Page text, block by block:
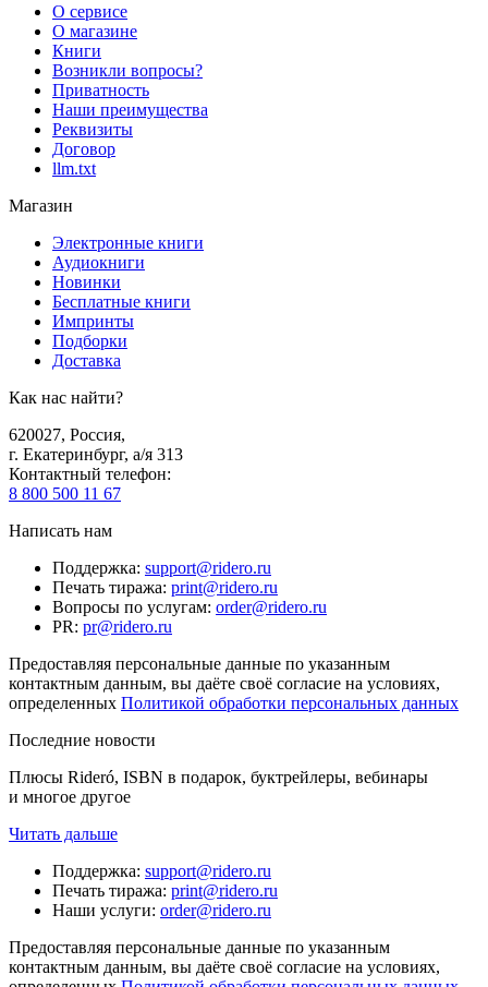
О сервисе
О магазине
Книги
Возникли вопросы?
Приватность
Наши преимущества
Реквизиты
Договор
llm.txt
Магазин
Электронные книги
Аудиокниги
Новинки
Бесплатные книги
Импринты
Подборки
Доставка
Как нас найти?
620027, Россия,
г. Екатеринбург, а/я 313
Контактный телефон:
8 800 500 11 67
Написать нам
Поддержка: support@ridero.ru
Печать тиража: print@ridero.ru
Вопросы по услугам: order@ridero.ru
PR: pr@ridero.ru
Предоставляя персональные данные по указанным
контактным данным, вы даёте своё согласие на условиях,
определенных Политикой обработки персональных данных
Последние новости
Плюсы Rideró, ISBN в подарок, буктрейлеры, вебинары
и многое другое
Читать дальше
Поддержка: support@ridero.ru
Печать тиража: print@ridero.ru
Наши услуги: order@ridero.ru
Предоставляя персональные данные по указанным
контактным данным, вы даёте своё согласие на условиях,